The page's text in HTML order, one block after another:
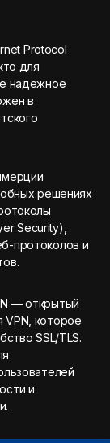
Protocol
для
надежное
в
решениях
Security),
протоколов и
— открытый
VPN, которое
SSL/TLS.
и